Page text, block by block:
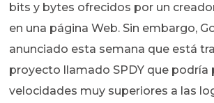
bits y bytes ofrecidos por un
en una página Web. Sin embargo,
anunciado esta semana que está
proyecto llamado SPDY que podría
velocidades muy superiores a las